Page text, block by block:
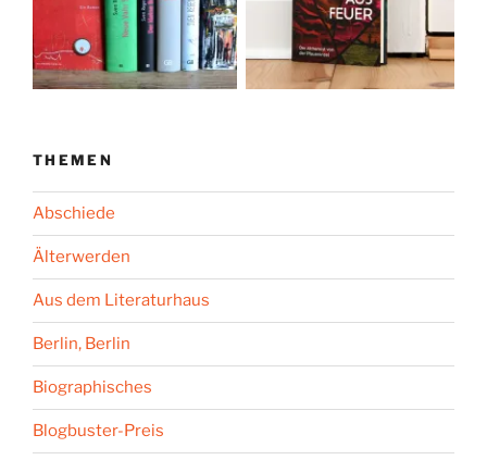
THEMEN
Abschiede
Älterwerden
Aus dem Literaturhaus
Berlin, Berlin
Biographisches
Blogbuster-Preis